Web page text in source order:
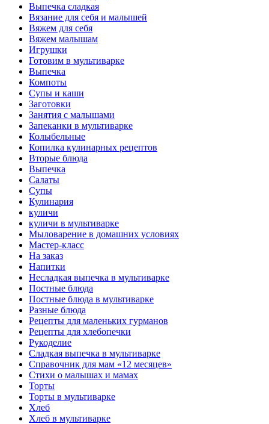
Выпечка сладкая
Вязание для себя и малышей
Вяжем для себя
Вяжем малышам
Игрушки
Готовим в мультиварке
Выпечка
Компоты
Супы и каши
Заготовки
Занятия с малышами
Запеканки в мультиварке
Колыбельные
Копилка кулинарных рецептов
Вторые блюда
Выпечка
Салаты
Супы
Кулинария
куличи
куличи в мультиварке
Мыловарение в домашних условиях
Мастер-класс
На заказ
Напитки
Несладкая выпечка в мультиварке
Постные блюда
Постные блюда в мультиварке
Разные блюда
Рецепты для маленьких гурманов
Рецепты для хлебопечки
Рукоделие
Сладкая выпечка в мультиварке
Справочник для мам «12 месяцев»
Стихи о малышах и мамах
Торты
Торты в мультиварке
Хлеб
Хлеб в мультиварке